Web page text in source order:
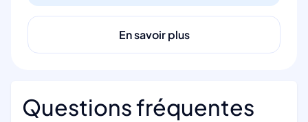
En savoir plus
Questions fréquentes